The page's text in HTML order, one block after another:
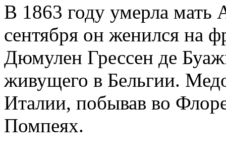
В 1863 году умерла мать
сентября он женился на
Дюмулен Грессен де
живущего в Бельгии.
Италии, побывав во
Помпеях.